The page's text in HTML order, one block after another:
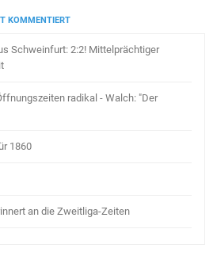
KOMMENTIERT
Schweinfurt: 2:2! Mittelprächtiger
radikal - Walch: "Der
1860
an die Zweitliga-Zeiten